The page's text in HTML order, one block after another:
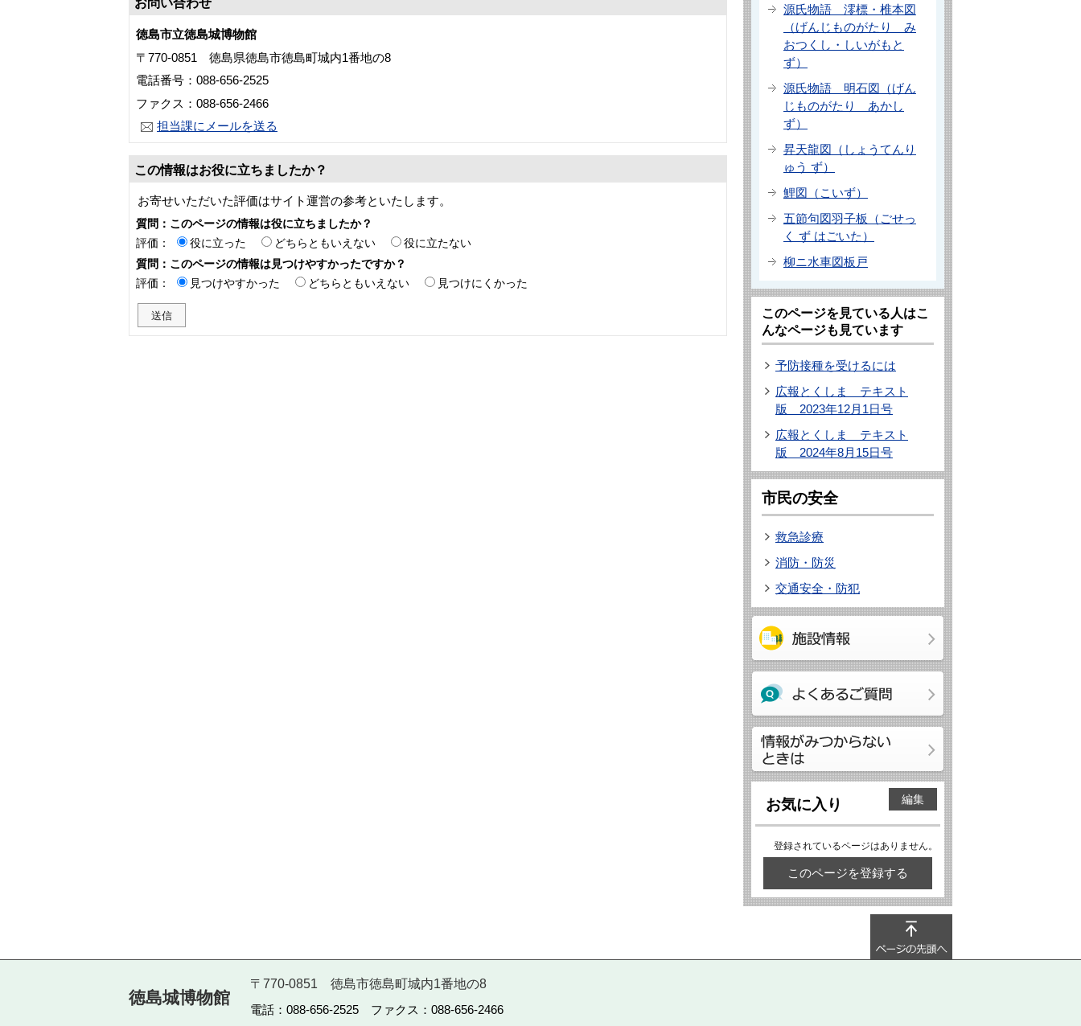
お問い合わせ
徳島市立徳島城博物館
〒770-0851 徳島県徳島市徳島町城内1番地の8
電話番号：088-656-2525
ファクス：088-656-2466
担当課にメールを送る
この情報はお役に立ちましたか？
お寄せいただいた評価はサイト運営の参考といたします。
質問：このページの情報は役に立ちましたか？
評価：
役に立った どちらともいえない
役に立たない
質問：このページの情報は見つけやすかったですか？
評価：
見つけやすかった どちらともいえない 見つけにくかった
源氏物語 澪標・椎本図
（げんじものがたり み
おつくし・しいがもと
ず）
源氏物語 明石図（げん
じものがたり あかし
ず）
昇天龍図（しょうてんり
ゅう ず）
鯉図（こいず）
五節句図羽子板（ごせっ
く ず はごいた）
柳ニ水車図板戸
このページを見ている人はこ
んなページも見ています
予防接種を受けるには
広報とくしま テキスト
版 2023年12月1日号
広報とくしま テキスト
版 2024年8月15日号
市民の安全
救急診療
消防・防災
交通安全・防犯
お気に入り 編集
登録されているページはありません。
このページを登録する
徳島城博物館
〒770-0851 徳島市徳島町城内1番地の8
電話：088-656-2525 ファクス：088-656-2466